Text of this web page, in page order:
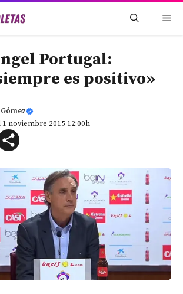
Portugal:
es positivo»
noviembre 2015 12:00h